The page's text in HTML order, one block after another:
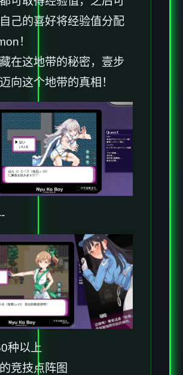
己的喜好将经验值分配
！
在这地带的秘密，壹步
向这个地带的真相！
种以上
竞技点阵图